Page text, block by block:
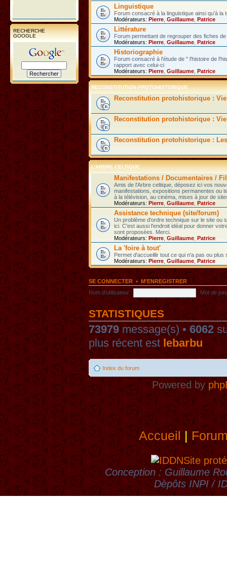
RECHERCHE
GOOGLE
Linguistique
Forum consacré à la linguistique ainsi qu'à la
Modérateurs: Pierre Guillaume Patrice
Littérature
Forum permettant de regrouper des fiches
Modérateurs: Pierre Guillaume Patrice
Historiographie
Forum consacré à l'étude de " l'histoire de
rapport avec celui-ci
Modérateurs: Pierre Guillaume Patrice
RECONSTITUTION PROTOHISTORIQUE
Reconstitution protohistorique :
Reconstitution protohistorique :
Reconstitution protohistorique :
L'ARBRE CELTIQUE
Manifestations / Documentaires /
Amis de l'Arbre celtique, déposez ici vos
manifestations, expositions permanentes ou
à la télévision, au cinéma, mises à jour de
Modérateurs: Pierre Guillaume Patrice
Assistance technique (site/forum)
Un problème d'ordre technique sur le site ou
ici. C'est aussi l'endroit idéal pour donner
sont proposées. Merci.
Modérateurs: Pierre Guillaume Patrice
La 'foire à tout'
Permet d'accueillir tout ce qui n'a pas ou
Modérateurs: Pierre Guillaume Patrice
SE CONNECTER•M’ENREGISTRER
Nom d’utilisateur:
Mot de
STATISTIQUES
73979message(s) •6062
plus récent estlebarbu
Index du forum
Powered by
Accueil|
Site
Conception : Guillaume
Dèpôts INPI /